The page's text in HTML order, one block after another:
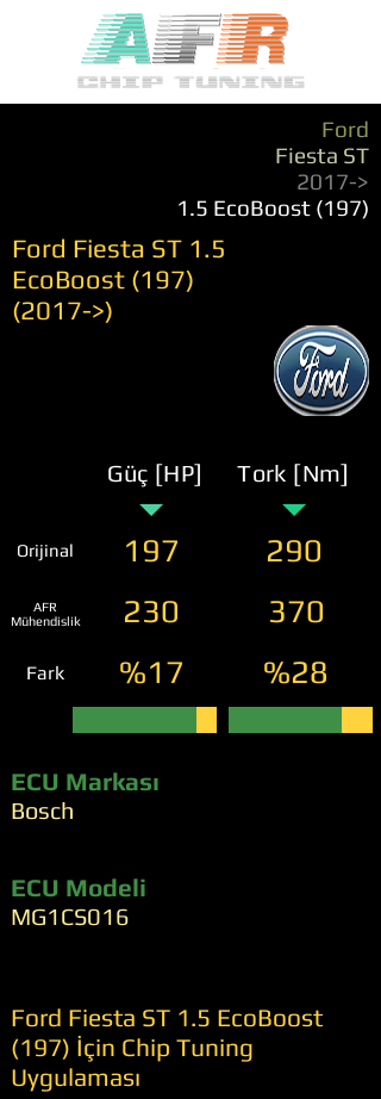
Ford
Fiesta ST
2017->
1.5 EcoBoost (197)
Ford Fiesta ST 1.5
EcoBoost (197)
(2017->)
Güç [HP] Tork [Nm]
Orijinal 197 290
AFR
Mühendislik
230 370
Fark %17 %28
ECU Markası
Bosch
ECU Modeli
MG1CS016
Ford Fiesta ST 1.5 EcoBoost
(197) İçin Chip Tuning
Uygulaması